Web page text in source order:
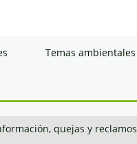
Temas ambientales
quejas y reclamos